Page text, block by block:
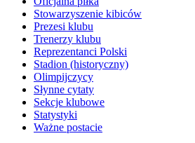
Stowarzyszenie kibiców
Prezesi klubu
Trenerzy klubu
Reprezentanci Polski
Stadion (historyczny)
Olimpijczycy
Słynne cytaty
Sekcje klubowe
Statystyki
Ważne postacie